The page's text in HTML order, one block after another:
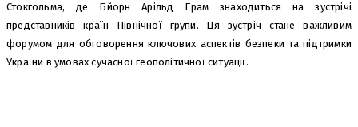
Стокгольма, де Бйорн Арільд Грам знаходиться на зустрічі
представників країн Північної групи. Ця зустріч стане важливим
форумом для обговорення ключових аспектів безпеки та підтримки
України в умовах сучасної геополітичної ситуації.